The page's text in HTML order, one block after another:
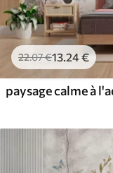
22.07€13.24€